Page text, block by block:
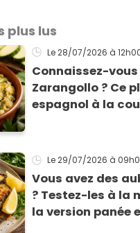
plus lus
Le 28/07/2026 à
Connaissez-vous
Zarangollo ? Ce
espagnol à la
Le 29/07/2026 à
Vous avez des
? Testez-les à la
la version panée